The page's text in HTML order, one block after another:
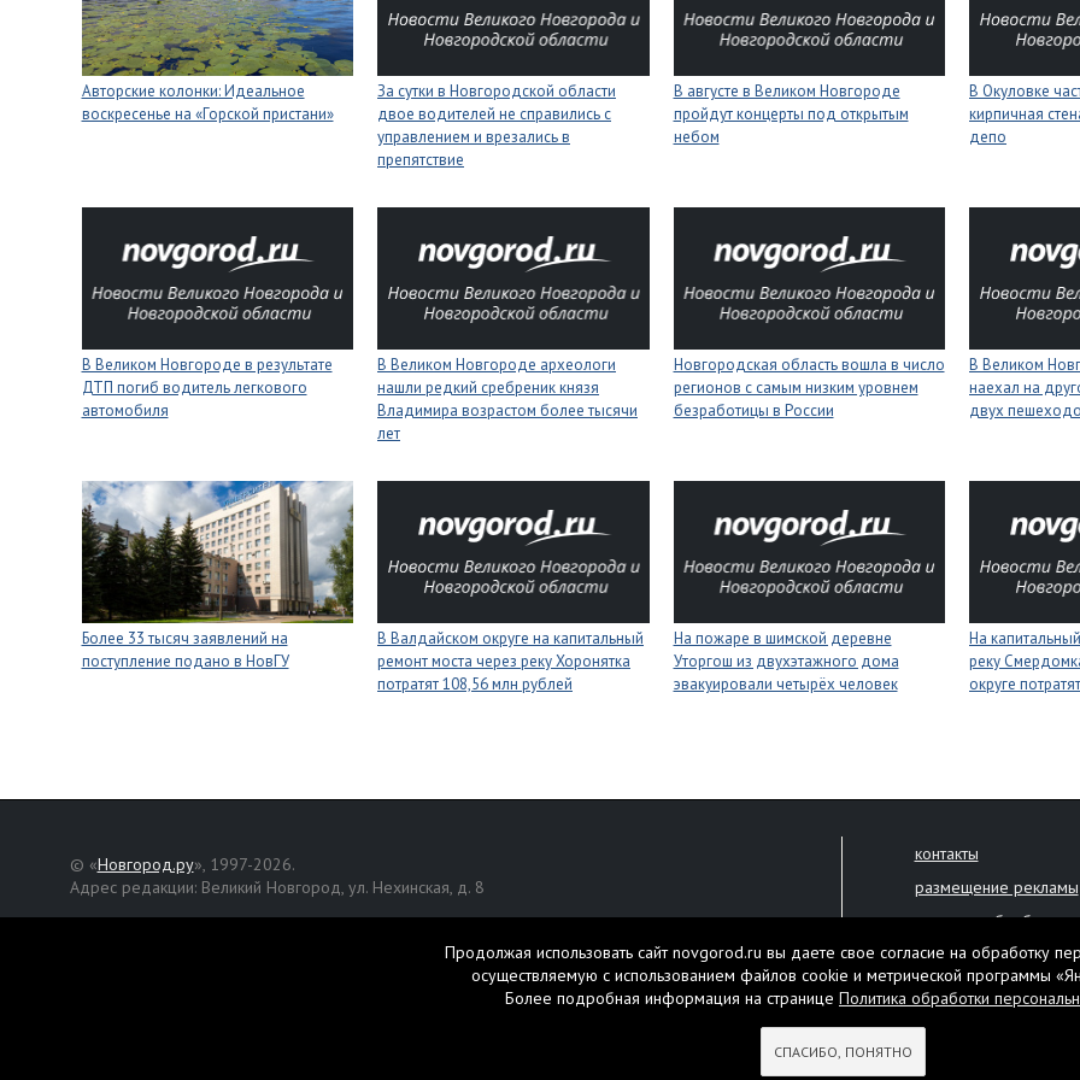
Авторские колонки: Идеальное
воскресенье на «Горской пристани»
За сутки в Новгородской области
двое водителей не справились с
управлением и врезались в
препятствие
В августе в Великом Новгороде
пройдут концерты под открытым
небом
В Окуловке
кирпичная
депо
В Великом Новгороде в результате
ДТП погиб водитель легкового
автомобиля
В Великом Новгороде археологи
нашли редкий сребреник князя
Владимира возрастом более тысячи
лет
Новгородская область вошла в число
регионов с самым низким уровнем
безработицы в России
В Великом
наехал на
двух
Более 33 тысяч заявлений на
поступление подано в НовГУ
В Валдайском округе на капитальный
ремонт моста через реку Хоронятка
потратят 108,56 млн рублей
На пожаре в шимской деревне
Уторгош из двухэтажного дома
эвакуировали четырёх человек
На
реку
округе
© «Новгород.ру», 1997-2026.
Адрес редакции: Великий Новгород, ул. Нехинская, д. 8
, публикуются на правах рекламы.
контакты
размещение рекламы
политика обработки
Настоящий ресурс
Нашли ошибку?
Продолжая использовать сайт novgorod.ru вы даете свое согласие на обработку
осуществляемую с использованием файлов cookie и метрической программы
Более подробная информация на странице Политика обработки
СПАСИБО, ПОНЯТНО